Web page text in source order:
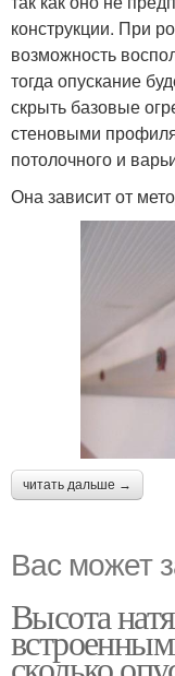
конструкции. При
возможность
тогда опускание
скрыть базовые
стеновыми
потолочного и
Она зависит от
читать дальше →
Вас может
Высота